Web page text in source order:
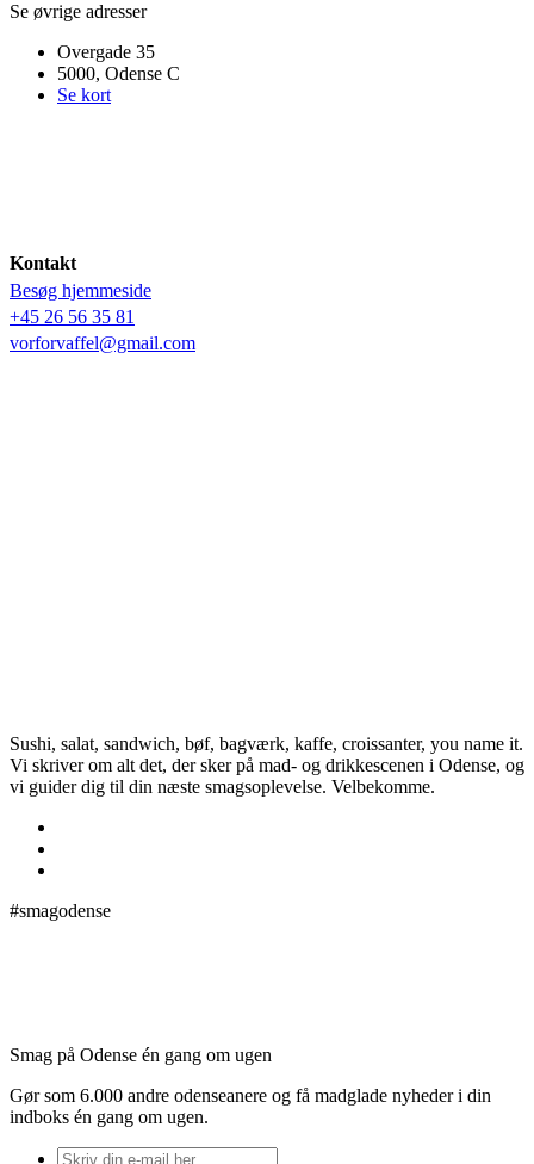
Se øvrige adresser
Overgade 35
5000, Odense C
Se kort
Kontakt
Besøg hjemmeside
+45 26 56 35 81
vorforvaffel@gmail.com
Sushi, salat, sandwich, bøf, bagværk, kaffe, croissanter, you name it.
Vi skriver om alt det, der sker på mad- og drikkescenen i Odense, og
vi guider dig til din næste smagsoplevelse. Velbekomme.
#smagodense
Smag på Odense én gang om ugen
Gør som 6.000 andre odenseanere og få madglade nyheder i din
indboks én gang om ugen.